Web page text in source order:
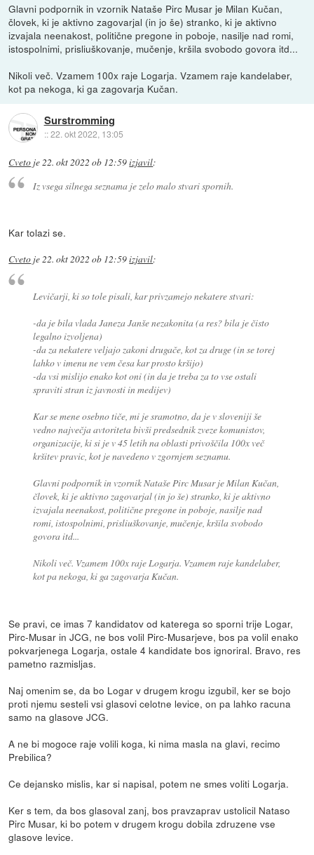
Glavni podpornik in vzornik Nataše Pirc Musar je Milan Kučan,
človek, ki je aktivno zagovarjal (in jo še) stranko, ki je aktivno
izvajala neenakost, politične pregone in poboje, nasilje nad romi,
istospolnimi, prisliuškovanje, mučenje, kršila svobodo govora itd...
Nikoli več. Vzamem 100x raje Logarja. Vzamem raje kandelaber,
kot pa nekoga, ki ga zagovarja Kučan.
Surstromming
::22. okt 2022, 13:05
Cveto je22. okt 2022 ob 12:59izjavil:
Iz vsega silnega seznama je zelo malo stvari spornih.
Kar tolazi se.
Cveto je22. okt 2022 ob 12:59izjavil:
Levičarji, ki so tole pisali, kar privzamejo nekatere stvari:
-da je bila vlada Janeza Janše nezakonita (a res? bila je čisto
legalno izvoljena)
-da za nekatere veljajo zakoni drugače, kot za druge (in se torej
lahko v imenu ne vem česa kar prosto kršijo)
-da vsi mislijo enako kot oni (in da je treba za to vse ostali
spraviti stran iz javnosti in medijev)
Kar se mene osebno tiče, mi je sramotno, da je v sloveniji še
vedno največja avtoriteta bivši predsednik zveze komunistov,
organizacije, ki si je v 45 letih na oblasti privoščila 100x več
kršitev pravic, kot je navedeno v zgornjem seznamu.
Glavni podpornik in vzornik Nataše Pirc Musar je Milan Kučan,
človek, ki je aktivno zagovarjal (in jo še) stranko, ki je aktivno
izvajala neenakost, politične pregone in poboje, nasilje nad
romi, istospolnimi, prisliuškovanje, mučenje, kršila svobodo
govora itd...
Nikoli več. Vzamem 100x raje Logarja. Vzamem raje kandelaber,
kot pa nekoga, ki ga zagovarja Kučan.
Se pravi, ce imas 7 kandidatov od katerega so sporni trije Logar,
Pirc-Musar in JCG, ne bos volil Pirc-Musarjeve, bos pa volil enako
pokvarjenega Logarja, ostale 4 kandidate bos ignoriral. Bravo, res
pametno razmisljas.
Naj omenim se, da bo Logar v drugem krogu izgubil, ker se bojo
proti njemu sesteli vsi glasovi celotne levice, on pa lahko racuna
samo na glasove JCG.
A ne bi mogoce raje volili koga, ki nima masla na glavi, recimo
Prebilica?
Ce dejansko mislis, kar si napisal, potem ne smes voliti Logarja.
Ker s tem, da bos glasoval zanj, bos pravzaprav ustolicil Nataso
Pirc Musar, ki bo potem v drugem krogu dobila zdruzene vse
glasove levice.